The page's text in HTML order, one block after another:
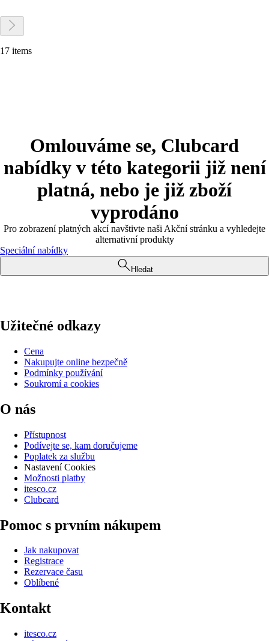
17 items
Omlouváme se, Clubcard
nabídky v této kategorii již není
platná, nebo je již zboží
vyprodáno
Pro zobrazení platných akcí navštivte naši Akční stránku a vyhledejte
alternativní produkty
Speciální nabídky
Hledat
Užitečné odkazy
Cena
Nakupujte online bezpečně
Podmínky používání
Soukromí a cookies
O nás
Přístupnost
Podívejte se, kam doručujeme
Poplatek za službu
Nastavení Cookies
Možnosti platby
itesco.cz
Clubcard
Pomoc s prvním nákupem
Jak nakupovat
Registrace
Rezervace času
Oblíbené
Kontakt
itesco.cz